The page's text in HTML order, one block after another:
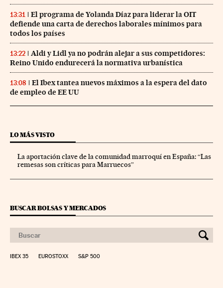
13:31
El programa de Yolanda Díaz para liderar la OIT
defiende una carta de derechos laborales mínimos para
todos los países
13:22
Aldi y Lidl ya no podrán alejar a sus competidores:
Reino Unido endurecerá la normativa urbanística
13:08
El Ibex tantea nuevos máximos a la espera del dato
de empleo de EE UU
LO MÁS VISTO
La aportación clave de la comunidad marroquí en España: “Las
remesas son críticas para Marruecos”
BUSCAR BOLSAS Y MERCADOS
IBEX 35 EUROSTOXX S&P 500